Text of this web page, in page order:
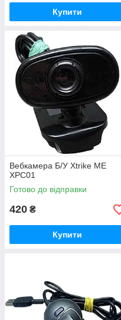
Купити
Вебкамера Б/У Xtrike ME
XPC01
Готово до відправки
420 ₴
Купити